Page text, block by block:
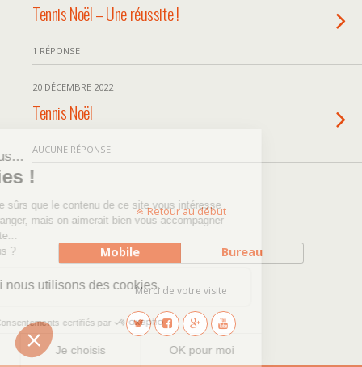
Tennis Noël – Une réussite !
1 RÉPONSE
20 DÉCEMBRE 2022
Tennis Noël
AUCUNE RÉPONSE
Retour au début
Mobile Bureau
Merci de votre visite